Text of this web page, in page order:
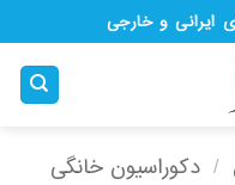
ایرانی و خارجی
/ دکوراسیون خانگی